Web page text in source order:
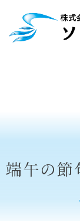
端午の節